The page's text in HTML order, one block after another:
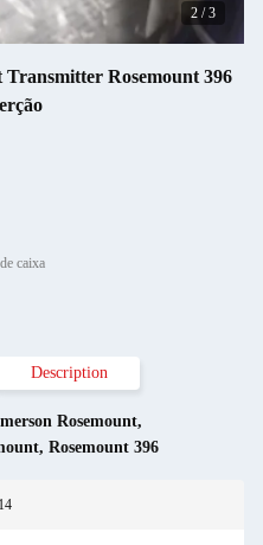
2 /3
Transmitter Rosemount 396
caixa
Description
Rosemount,
, Rosemount 396